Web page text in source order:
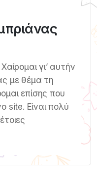
γι’ αυτήν
με θέμα τη
επίσης που
site. Είναι πολύ